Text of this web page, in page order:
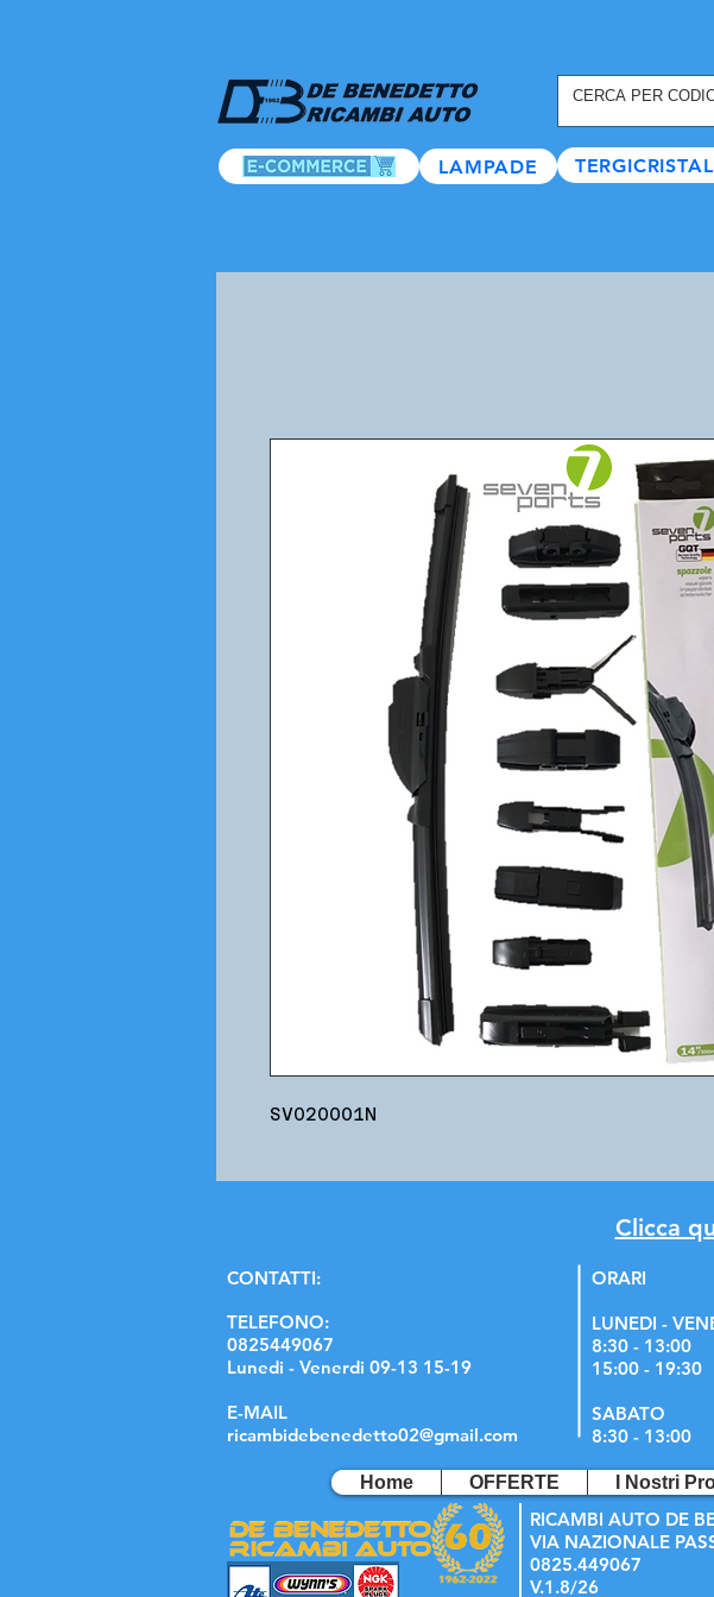
LAMPADE
SV020001N
Clicca
CONTATTI:
TELEFONO:
0825449067
Lunedi - Venerdi 09-13 15-19
E-MAIL
ricambidebenedetto02@gmail.com
ORARI
LUNEDI -
8:30 - 13:00
15:00 - 19:30
SABATO
8:30 - 13:00
Home OFFERTE I Nostri
RICAMBI AUTO DE
VIA NAZIONALE
0825.449067
V.1.8/26